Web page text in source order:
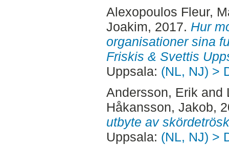
Alexopoulos Fleur,
Joakim, 2017. Hur
organisationer sina
Friskis & Svettis
Uppsala: (NL, NJ) >
Andersson, Erik and
Håkansson, Jakob,
utbyte av
Uppsala: (NL, NJ) >